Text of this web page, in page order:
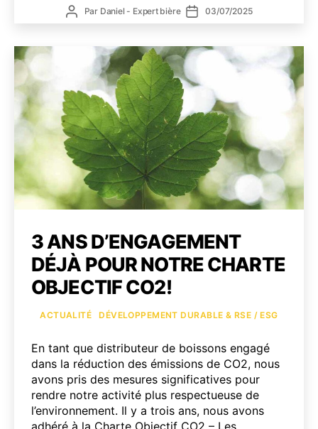
une
chez
Milliet
pour
à
débit
à
Auteur
de
Par Daniel - Expert bière Date
de
03/07/2025
3 ANS D’ENGAGEMENT
DÉJÀ POUR NOTRE CHARTE
OBJECTIF CO2!
Catégories
ACTUALITÉ DÉVELOPPEMENT DURABLE & RSE / ESG
En tant que distributeur de boissons engagé
dans la réduction des émissions de CO2, nous
avons pris des mesures significatives pour
rendre notre activité plus respectueuse de
l’environnement. Il y a trois ans, nous avons
adhéré à la Charte Objectif CO2 – Les